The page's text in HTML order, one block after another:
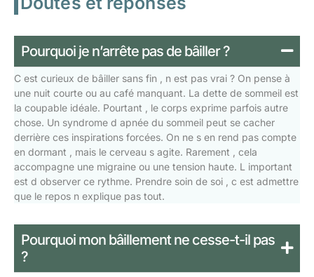
Pourquoi je n’arrête pas de bâiller ?
C est curieux de bâiller sans fin , n est pas vrai ? On pense à
une nuit courte ou au café manquant. La dette de sommeil est
la coupable idéale. Pourtant , le corps exprime parfois autre
chose. Un syndrome d apnée du sommeil peut se cacher
derrière ces inspirations forcées. On ne s en rend pas compte
en dormant , mais le cerveau s agite. Rarement , cela
accompagne une migraine ou une tension haute. L important
est d observer ce rythme. Prendre soin de soi , c est admettre
que le repos n explique pas tout.
Pourquoi mon bâillement ne cesse-t-il pas
?